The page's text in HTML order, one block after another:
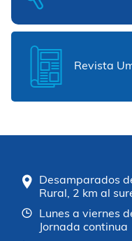
Revista
Desamparados
Rural, 2 km al
Lunes a viernes
Jornada continua